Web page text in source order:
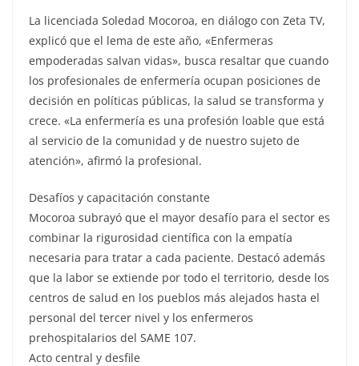
​La licenciada Soledad Mocoroa, en diálogo con Zeta TV,
explicó que el lema de este año, «Enfermeras
empoderadas salvan vidas», busca resaltar que cuando
los profesionales de enfermería ocupan posiciones de
decisión en políticas públicas, la salud se transforma y
crece. «La enfermería es una profesión loable que está
al servicio de la comunidad y de nuestro sujeto de
atención», afirmó la profesional.
​Desafíos y capacitación constante
Mocoroa subrayó que el mayor desafío para el sector es
combinar la rigurosidad científica con la empatía
necesaria para tratar a cada paciente. Destacó además
que la labor se extiende por todo el territorio, desde los
centros de salud en los pueblos más alejados hasta el
personal del tercer nivel y los enfermeros
prehospitalarios del SAME 107.
​Acto central y desfile